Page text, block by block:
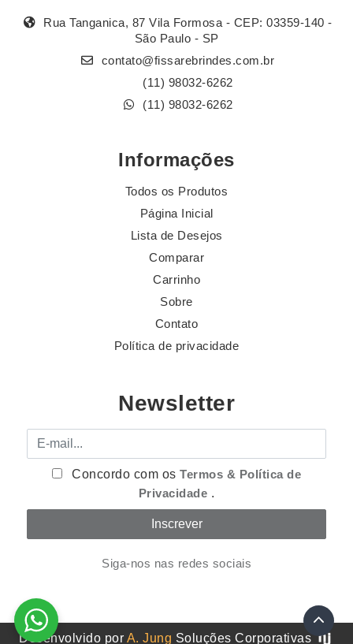
Rua Tanganica, 87 Vila Formosa - CEP: 03359-140 -
São Paulo - SP
contato@fissarebrindes.com.br
(11) 98032-6262
(11) 98032-6262
Informações
Todos os Produtos
Página Inicial
Lista de Desejos
Comparar
Carrinho
Sobre
Contato
Política de privacidade
Newsletter
E-mail
Concordo com osTermos & Política de
Privacidade .
Siga-nos nas redes sociais
Desenvolvido por A. Jung Soluções Corporativas